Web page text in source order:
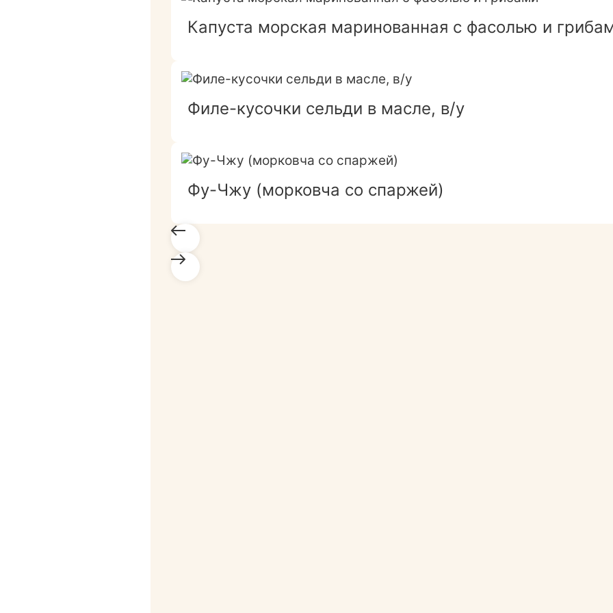
Капуста морская маринованная с фасолью и
Филе-кусочки сельди в масле, в/у
Фу-Чжу (морковча со спаржей)